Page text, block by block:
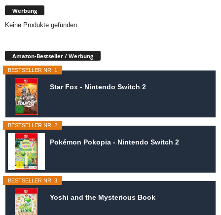
Werbung
Keine Produkte gefunden.
Amazon-Bestseller / Werbung
BESTSELLER NR. 1
Star Fox - Nintendo Switch 2
BESTSELLER NR. 2
Pokémon Pokopia - Nintendo Switch 2
BESTSELLER NR. 3
Yoshi and the Mysterious Book